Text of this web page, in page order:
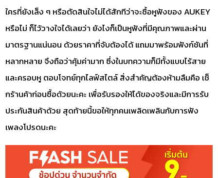
ใครที่ยังเล็ง ๆ หรือตัดสินใจไม่ได้สักทีว่าจะซื้อหูฟังของ AUKEY
หรือไม่ ก็ไว้วางใจได้เลยว่า ยังไงก็เป็นหูฟังที่มีคุณภาพและผ่าน
มาตรฐานแน่นอน ด้วยราคาที่จับต้องได้ แถมมาพร้อมฟังก์ชันที่
หลากหลาย จึงถือว่าคุ้มค่ามาก ซึ่งในบทความก็มีทั้งแบบไร้สาย
และครอบหู ตอบโจทย์ทุกไลฟ์สไตล์ สิ่งสำคัญต้องห้ามลืมคือ เช็
กร้านค้าก่อนซื้อด้วยนะคะ เพื่อรับรองให้ได้ของจริงและมีการรับ
ประกันสินค้าด้วย สุดท้ายนี้ขอให้ทุกคนเพลิดเพลินกับการฟัง
เพลงโปรดนะคะ